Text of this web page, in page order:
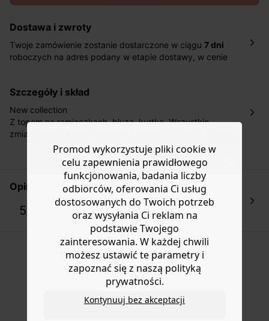
Do you want to be redirected to
www.promod.com ?
YES
Dostawa i zwroty
Twoje zamówienie zostanie dostarczone w ciągu 7 dni
roboczych na adres podany w etapie dostawy, w cenie
pośrednictwem DHL Express.
Nowość: Zamówienia dostarczamy w ciągu 4-6 dni
roboczych do wybranego przez Ciebie paczkomatu , a
koszt przesyłki wynosi 9,40 zł.
30 dni od daty otrzymania produktów na ich zwrot
szczegóły i skład
New collection
Z topem na ramiączkach, bluzą, kurtką. Wszystkie
zmiany stylu są mile widziane! Krótki krój. Szlufki. Guzik i
metalowy zamek. 5 kieszeni. Wykończenie z
przeszyciami. Ta spódnica zawiera bawełnę z
Opinia klientek
5.0 1 opinia
Promod wykorzystuje pliki cookie w
celu zapewnienia prawidłowego
funkcjonowania, badania liczby
odbiorców, oferowania Ci usług
dostosowanych do Twoich potrzeb
oraz wysyłania Ci reklam na
podstawie Twojego
zainteresowania. W każdej chwili
możesz ustawić te parametry i
zapoznać się z naszą polityką
prywatności.
Kontynuuj bez akceptacji